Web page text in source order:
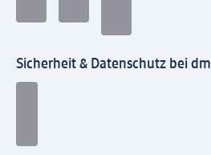
Sicherheit & Datenschutz bei dm